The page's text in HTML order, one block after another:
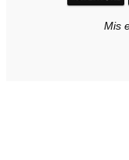
Mis